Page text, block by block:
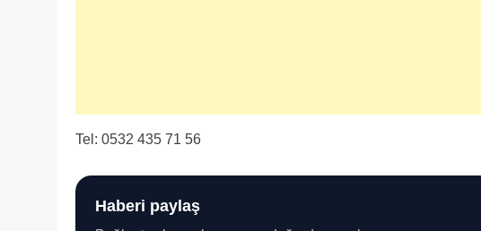
Tel: 0532 435 71 56
Haberi paylaş